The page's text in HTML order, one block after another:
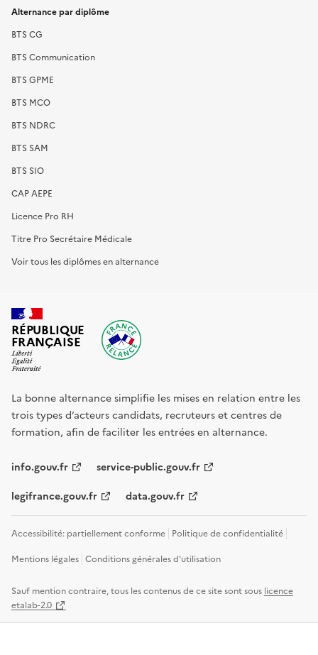
Alternance par diplôme
BTS CG
BTS Communication
BTS GPME
BTS MCO
BTS NDRC
BTS SAM
BTS SIO
CAP AEPE
Licence Pro RH
Titre Pro Secrétaire Médicale
Voir tous les diplômes en alternance
RÉPUBLIQUE
FRANÇAISE
La bonne alternance simplifie les mises en relation entre les
trois types d’acteurs candidats, recruteurs et centres de
formation, afin de faciliter les entrées en alternance.
info.gouv.fr service-public.gouv.fr
legifrance.gouv.fr data.gouv.fr
Accessibilité: partiellement conforme Politique de confidentialité
Mentions légales Conditions générales d'utilisation
Sauf mention contraire, tous les contenus de ce site sont sous licence
etalab-2.0